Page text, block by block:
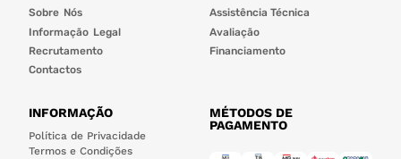
Sobre Nós
Informação Legal
Recrutamento
Contactos
Assistência Técnica
Avaliação
Financiamento
INFORMAÇÃO
Política de Privacidade
Termos e Condições
MÉTODOS DE
PAGAMENTO